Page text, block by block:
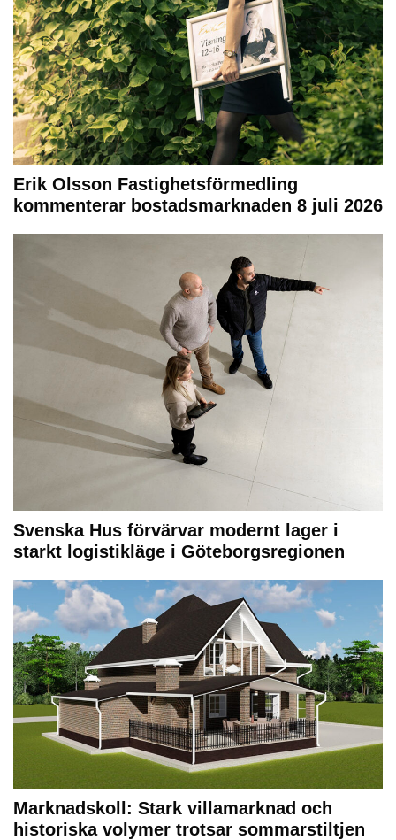
Erik Olsson Fastighetsförmedling
kommenterar bostadsmarknaden 8 juli 2026
Svenska Hus förvärvar modernt lager i
starkt logistikläge i Göteborgsregionen
Marknadskoll: Stark villamarknad och
historiska volymer trotsar sommarstiltjen